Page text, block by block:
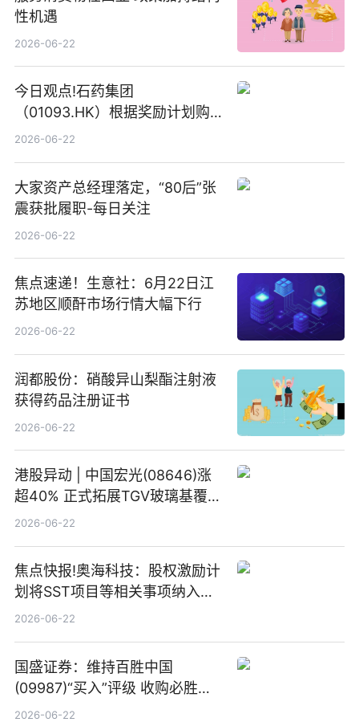
性机遇
2026-06-22
今日观点!石药集团
（01093.HK）根据奖励计划购
回580万股
2026-06-22
大家资产总经理落定，“80后”张
震获批履职-每日关注
2026-06-22
焦点速递！生意社：6月22日江
苏地区顺酐市场行情大幅下行
2026-06-22
润都股份：硝酸异山梨酯注射液
获得药品注册证书
2026-06-22
港股异动 | 中国宏光(08646)涨
超40% 正式拓展TGV玻璃基覆铜
板新材料业务
2026-06-22
焦点快报!奥海科技：股权激励计
划将SST项目等相关事项纳入专
项业务发展考核指标
2026-06-22
国盛证券：维持百胜中国
(09987)“买入”评级 收购必胜客
中国增厚利润加速成长 信息
2026-06-22